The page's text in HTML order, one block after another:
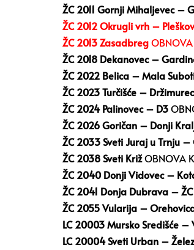
ŽC 2011 Gornji Mihaljevec –
ŽC 2012 Okrugli vrh –
ŽC 2013 Zasadbreg
ŽC 2018 Dekanovec –
ŽC 2022 Belica – Mala
ŽC 2023 Turčišće –
ŽC 2024 Palinovec – D3
ŽC 2026 Goričan – Donji
ŽC 2033 Sveti Juraj u Trnju –
ŽC 2038 Sveti KrižOBNOVA
ŽC 2040 Donji Vidovec –
ŽC 2041 Donja Dubrava –
ŽC 2055 Vularija –
LC 20003 Mursko Središće –
LC 20004 Sveti Urban –